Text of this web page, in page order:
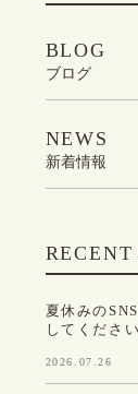
BLOG
ブログ
NEWS
新着情報
RECENT
夏休みの
してくださ
2026.07.26